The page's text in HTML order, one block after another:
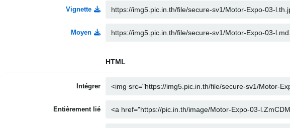
Vignette
Moyen
HTML
Intégrer
Entièrement lié